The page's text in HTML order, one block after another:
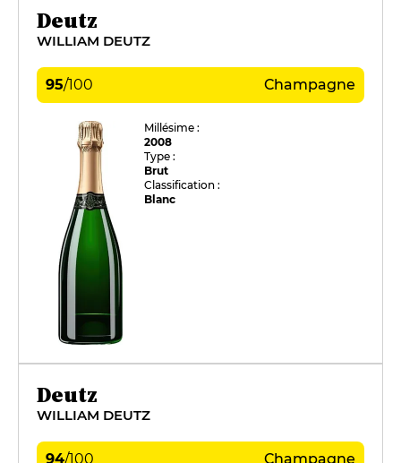
Deutz
WILLIAM DEUTZ
95/100 Champagne
Millésime :
2008
Type :
Brut
Classification :
Blanc
Deutz
WILLIAM DEUTZ
94/100 Champagne